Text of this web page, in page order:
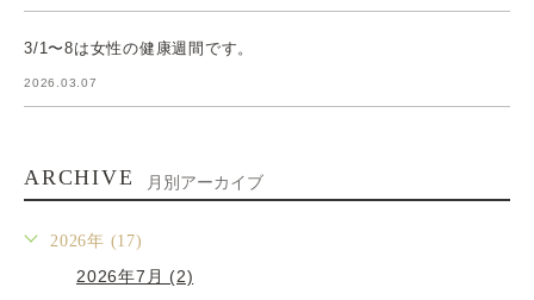
3/1〜8は女性の健康週間です。
2026.03.07
ARCHIVE 月別アーカイブ
2026年 (17)
2026年7月 (2)